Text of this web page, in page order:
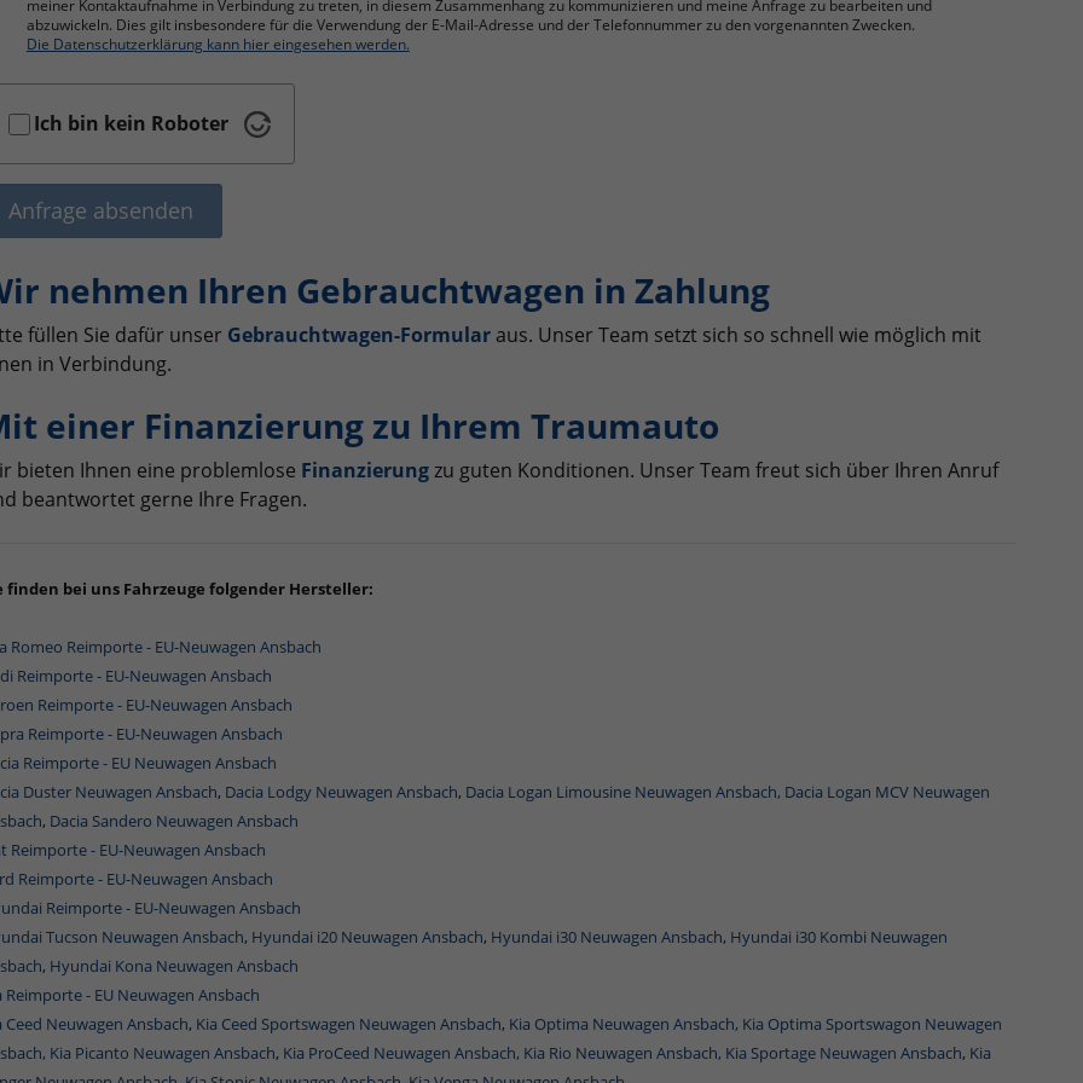
meiner Kontaktaufnahme in Verbindung zu treten, in diesem Zusammenhang zu kommunizieren und meine Anfrage zu bearbeiten und
abzuwickeln. Dies gilt insbesondere für die Verwendung der E-Mail-Adresse und der Telefonnummer zu den vorgenannten Zwecken.
Die Datenschutzerklärung kann hier eingesehen werden.
Ich bin kein Roboter
Anfrage absenden
nehmen Ihren Gebrauchtwagen in Zahlung
füllen Sie dafür unser Gebrauchtwagen-Formularaus. Unser Team setzt sich so schnell wie möglich mit
in Verbindung.
einer Finanzierung zu Ihrem Traumauto
bieten Ihnen eine problemlose Finanzierungzu guten Konditionen. Unser Team freut sich über Ihren Anruf
beantwortet gerne Ihre Fragen.
finden bei uns Fahrzeuge folgender Hersteller:
Romeo Reimporte - EU-Neuwagen Ansbach
Reimporte - EU-Neuwagen Ansbach
Reimporte - EU-Neuwagen Ansbach
Reimporte - EU-Neuwagen Ansbach
Reimporte - EU Neuwagen Ansbach
Duster Neuwagen Ansbach, Dacia Lodgy Neuwagen Ansbach, Dacia Logan Limousine Neuwagen Ansbach, Dacia Logan MCV Neuwagen
, Dacia Sandero Neuwagen Ansbach
Reimporte - EU-Neuwagen Ansbach
Reimporte - EU-Neuwagen Ansbach
Reimporte - EU-Neuwagen Ansbach
Tucson Neuwagen Ansbach, Hyundai i20 Neuwagen Ansbach, Hyundai i30 Neuwagen Ansbach, Hyundai i30 Kombi Neuwagen
, Hyundai Kona Neuwagen Ansbach
Reimporte - EU Neuwagen Ansbach
Ceed Neuwagen Ansbach, Kia Ceed Sportswagen Neuwagen Ansbach, Kia Optima Neuwagen Ansbach, Kia Optima Sportswagon Neuwagen
Kia Picanto Neuwagen Ansbach, Kia ProCeed Neuwagen Ansbach, Kia Rio Neuwagen Ansbach, Kia Sportage Neuwagen Ansbach, Kia